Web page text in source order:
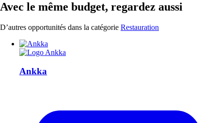
Avec le même budget, regardez aussi
D’autres opportunités dans la catégorie Restauration
Ankka